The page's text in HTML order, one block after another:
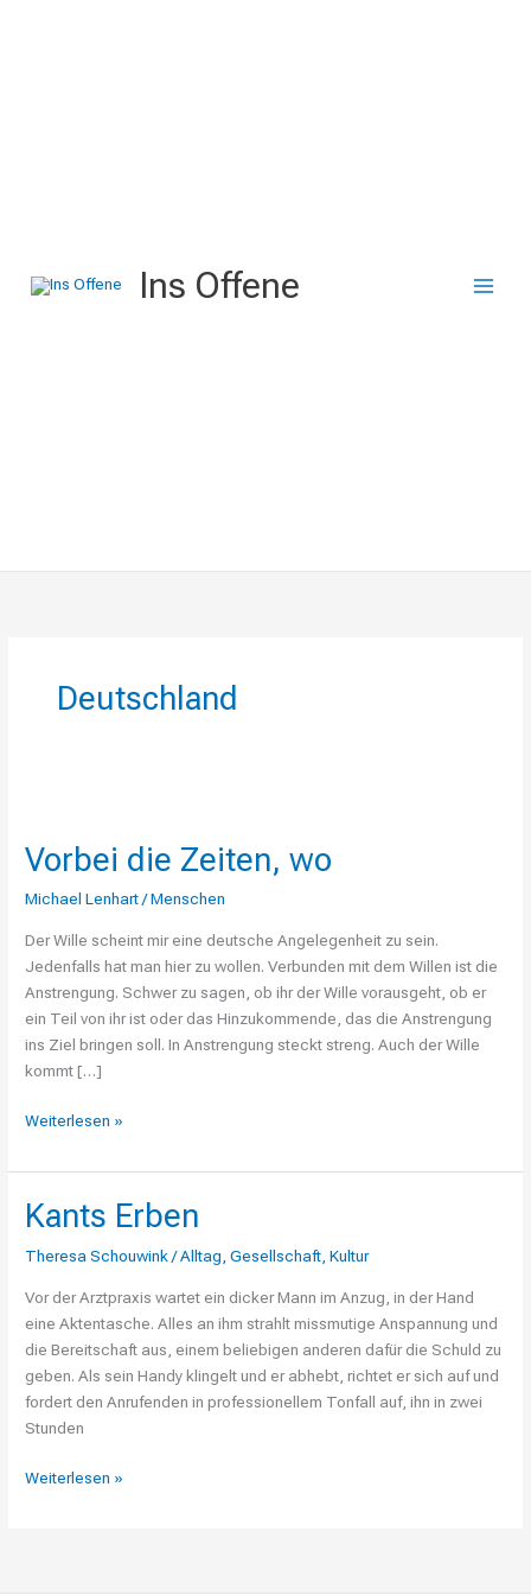
Ins Offene
Deutschland
Vorbei die Zeiten, wo
Michael Lenhart/Menschen
Der Wille scheint mir eine deutsche Angelegenheit zu sein.
Jedenfalls hat man hier zu wollen. Verbunden mit dem Willen ist die
Anstrengung. Schwer zu sagen, ob ihr der Wille vorausgeht, ob er
ein Teil von ihr ist oder das Hinzukommende, das die Anstrengung
ins Ziel bringen soll. In Anstrengung steckt streng. Auch der Wille
kommt […]
Zeiten,
Weiterlesen »
Kants Erben
Theresa Schouwink/Alltag ,Gesellschaft ,Kultur
Vor der Arztpraxis wartet ein dicker Mann im Anzug, in der Hand
eine Aktentasche. Alles an ihm strahlt missmutige Anspannung und
die Bereitschaft aus, einem beliebigen anderen dafür die Schuld zu
geben. Als sein Handy klingelt und er abhebt, richtet er sich auf und
fordert den Anrufenden in professionellem Tonfall auf, ihn in zwei
Stunden
Kants
Weiterlesen »